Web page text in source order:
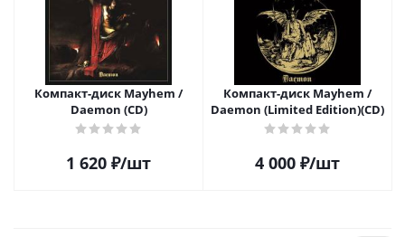
Компакт-диск Mayhem /
Daemon (CD)
1 620 ₽/шт
Компакт-диск Mayhem /
Daemon (Limited Edition)(CD)
4 000 ₽/шт